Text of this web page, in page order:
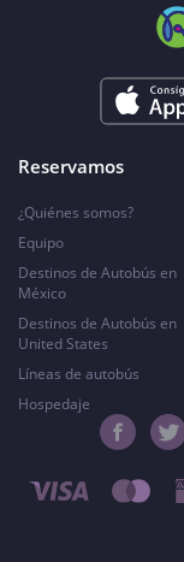
Reservamos
¿Quiénes somos?
Equipo
Destinos de Autobús en
México
Destinos de Autobús en
United States
Líneas de autobús
Hospedaje